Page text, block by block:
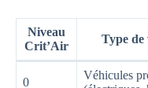
Niveau
Crit’Air
Type de
0
Véhicules